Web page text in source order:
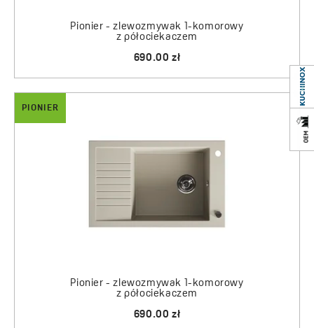
Pionier - zlewozmywak 1-komorowy
z półociekaczem
690.00 zł
PIONIER
Pionier - zlewozmywak 1-komorowy
z półociekaczem
690.00 zł